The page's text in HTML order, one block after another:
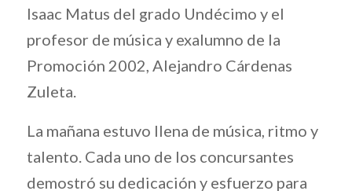
Isaac Matus del grado Undécimo y el
profesor de música y exalumno de la
Promoción 2002, Alejandro Cárdenas
Zuleta.
La mañana estuvo llena de música, ritmo y
talento. Cada uno de los concursantes
demostró su dedicación y esfuerzo para